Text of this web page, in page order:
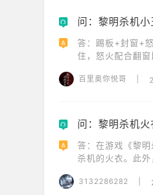
Q 问：黎明杀机
A
答：踢板+封窗+
住，怒火配合翻
百里奥你悦哥
Q 问：黎明杀机
A
答：在游戏《黎
杀机的火衣。此
3132286282